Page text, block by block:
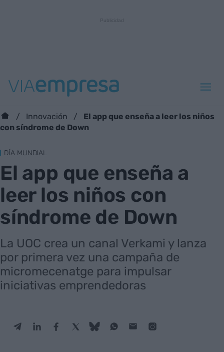
Innovación
El app que enseña a leer los niños
con síndrome de Down
DÍA MUNDIAL
El app que enseña a
leer los niños con
síndrome de Down
La UOC crea un canal Verkami y lanza
por primera vez una campaña de
micromecenatge para impulsar
iniciativas emprendedoras